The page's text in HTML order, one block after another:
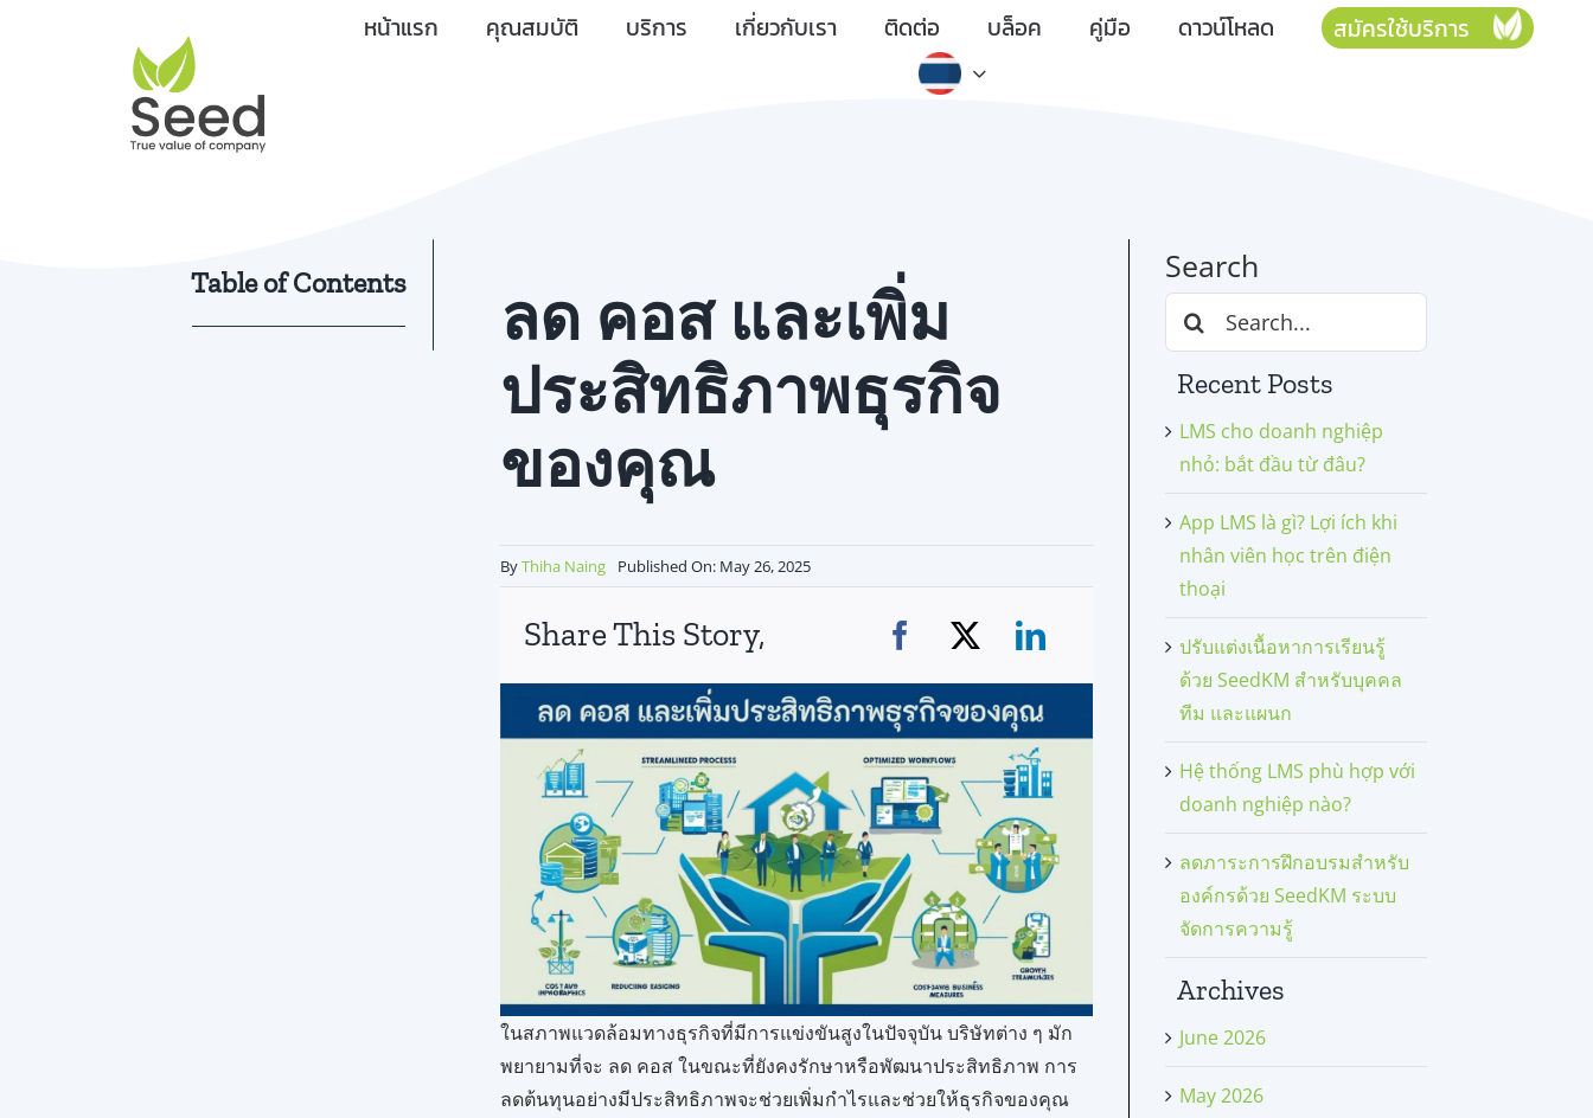
หน้าแรก คุณสมบัติ บริการ เกี่ยวกับเรา ติดต่อ บล็อค คู่มือ ดาวน์โหลด สมัครใช้บริการ
Table of Contents
ลด คอส และเพิ่ม
ประสิทธิภาพธุรกิจ
ของคุณ
ByThiha Naing Published On: May 26, 2025
Share This Story,
ในสภาพแวดล้อมทางธุรกิจที่มีการแข่งขันสูงในปัจจุบัน บริษัทต่าง ๆ มัก
พยายามที่จะ ลด คอส ในขณะที่ยังคงรักษาหรือพัฒนาประสิทธิภาพ การ
ลดต้นทุนอย่างมีประสิทธิภาพจะช่วยเพิ่มกำไรและช่วยให้ธุรกิจของคุณ
Search
Search
for:
Recent Posts
LMS cho doanh nghiệp
nhỏ: bắt đầu từ đâu?
App LMS là gì? Lợi ích khi
nhân viên học trên điện
thoại
ปรับแต่งเนื้อหาการเรียนรู้
ด้วย SeedKM สำหรับบุคคล
ทีม และแผนก
Hệ thống LMS phù hợp với
doanh nghiệp nào?
ลดภาระการฝึกอบรมสำหรับ
องค์กรด้วย SeedKM ระบบ
จัดการความรู้
Archives
June 2026
May 2026